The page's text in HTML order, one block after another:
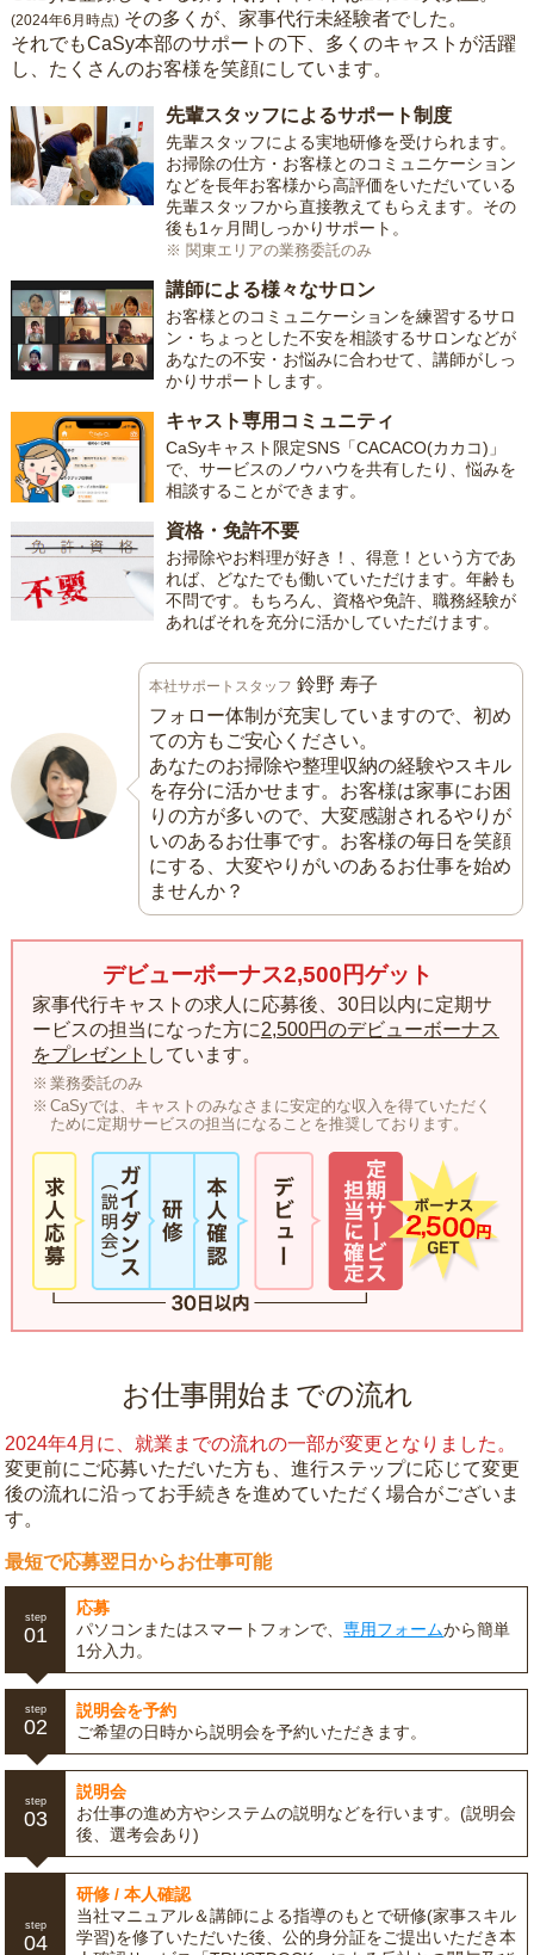
(2024年6月時点) その多くが、家事代行未経験者でした。
それでもCaSy本部のサポートの下、多くのキャストが活躍
し、たくさんのお客様を笑顔にしています。
先輩スタッフによるサポート制度
先輩スタッフによる実地研修を受けられます。
お掃除の仕方・お客様とのコミュニケーション
などを長年お客様から高評価をいただいている
先輩スタッフから直接教えてもらえます。その
後も1ヶ月間しっかりサポート。
※ 関東エリアの業務委託のみ
講師による様々なサロン
お客様とのコミュニケーションを練習するサロ
ン・ちょっとした不安を相談するサロンなどが
あなたの不安・お悩みに合わせて、講師がしっ
かりサポートします。
キャスト専用コミュニティ
CaSyキャスト限定SNS「CACACO(カカコ)」
で、サービスのノウハウを共有したり、悩みを
相談することができます。
資格・免許不要
お掃除やお料理が好き！、得意！という方であ
れば、どなたでも働いていただけます。年齢も
不問です。もちろん、資格や免許、職務経験が
あればそれを充分に活かしていただけます。
本社サポートスタッフ 鈴野 寿子
フォロー体制が充実していますので、初め
ての方もご安心ください。
あなたのお掃除や整理収納の経験やスキル
を存分に活かせます。お客様は家事にお困
りの方が多いので、大変感謝されるやりが
いのあるお仕事です。お客様の毎日を笑顔
にする、大変やりがいのあるお仕事を始め
ませんか？
デビューボーナス2,500円ゲット
家事代行キャストの求人に応募後、30日以内に定期サ
ービスの担当になった方に2,500円のデビューボーナス
をプレゼント しています。
業務委託のみ
CaSyでは、キャストのみなさまに安定的な収入を得ていただく
ために定期サービスの担当になることを推奨しております。
お仕事開始までの流れ
2024年4月に、就業までの流れの一部が変更となりました。
変更前にご応募いただいた方も、進行ステップに応じて変更
後の流れに沿ってお手続きを進めていただく場合がございま
す。
最短で応募翌日からお仕事可能
step
01
応募
パソコンまたはスマートフォンで、専用フォームから簡単
1分入力。
step
02
説明会を予約
ご希望の日時から説明会を予約いただきます。
step
03
説明会
お仕事の進め方やシステムの説明などを行います。(説明会
後、選考会あり)
step
04
研修 / 本人確認
当社マニュアル＆講師による指導のもとで研修(家事スキル
学習)を修了いただいた後、公的身分証をご提出いただき本